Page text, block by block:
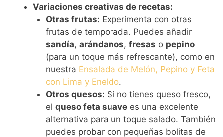
Variaciones creativas de recetas:
Otras frutas: Experimenta con otras
frutas de temporada. Puedes añadir
sandía, arándanos, fresas o pepino
(para un toque más refrescante), como en
nuestra Ensalada de Melón, Pepino y Feta
con Lima y Eneldo.
Otros quesos: Si no tienes queso fresco,
el queso feta suavees una excelente
alternativa para un toque salado. También
puedes probar con pequeñas bolitas de